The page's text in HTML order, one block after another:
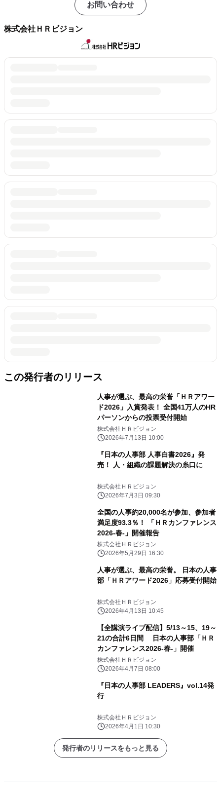
お問い合わせ
株式会社ＨＲビジョン
この発行者のリリース
人事が選ぶ、最高の栄誉「ＨＲアワー
ド2026」入賞発表！ 全国41万人のHR
パーソンからの投票受付開始
株式会社ＨＲビジョン
2026年7月13日 10:00
『日本の人事部 人事白書2026』発
売！ 人・組織の課題解決の糸口に
株式会社ＨＲビジョン
2026年7月3日 09:30
全国の人事約20,000名が参加、参加者
満足度93.3％！ 「ＨＲカンファレンス
2026-春-」開催報告
株式会社ＨＲビジョン
2026年5月29日 16:30
人事が選ぶ、最高の栄誉。 日本の人事
部「ＨＲアワード2026」応募受付開始
株式会社ＨＲビジョン
2026年4月13日 10:45
【全講演ライブ配信】5/13～15、19～
21の合計6日間 日本の人事部「ＨＲ
カンファレンス2026-春-」開催
株式会社ＨＲビジョン
2026年4月7日 08:00
『日本の人事部 LEADERS』vol.14発
行
株式会社ＨＲビジョン
2026年4月1日 10:30
発行者のリリースをもっと見る